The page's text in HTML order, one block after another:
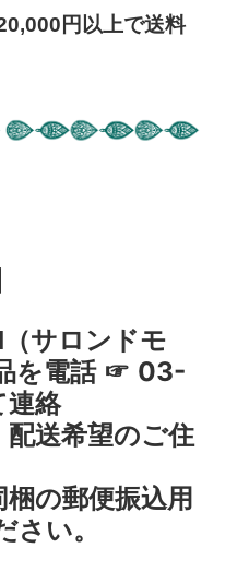
円以上で送料
サロンドモ
を電話 ☞ 03-
連絡
配送希望のご住
の郵便振込用
さい。